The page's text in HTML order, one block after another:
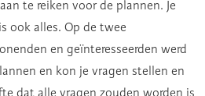
te reiken voor de plannen. Je
ook alles. Op de twee
en geïnteresseerden werd
en kon je vragen stellen en